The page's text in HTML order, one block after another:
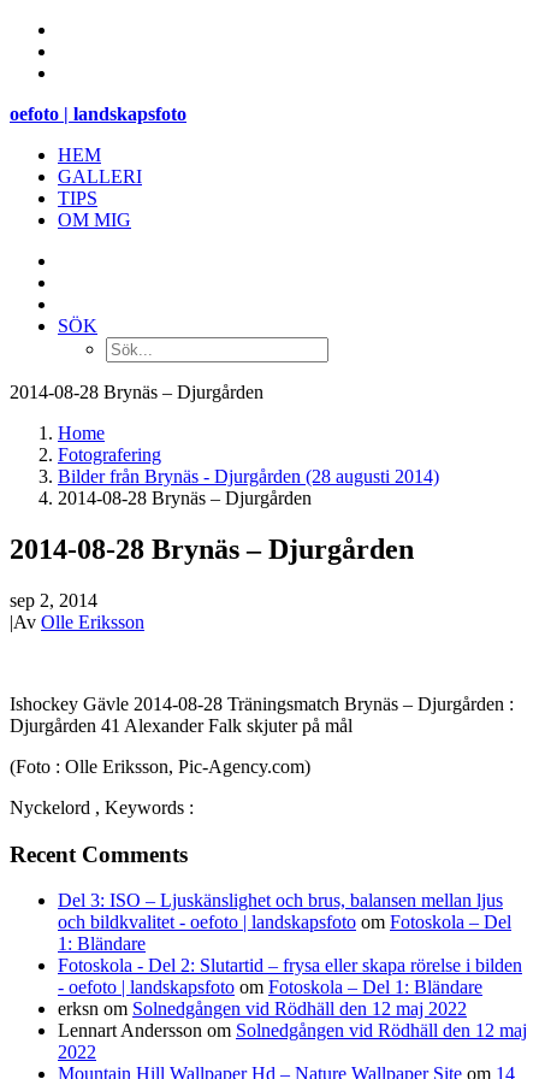
oefoto | landskapsfoto
HEM
GALLERI
TIPS
OM MIG
SÖK
2014-08-28 Brynäs – Djurgården
Home
Fotografering
Bilder från Brynäs - Djurgården (28 augusti 2014)
2014-08-28 Brynäs – Djurgården
2014-08-28 Brynäs – Djurgården
sep 2, 2014
|Av Olle Eriksson
Ishockey Gävle 2014-08-28 Träningsmatch Brynäs – Djurgården :
Djurgården 41 Alexander Falk skjuter på mål
(Foto : Olle Eriksson, Pic-Agency.com)
Nyckelord , Keywords :
Recent Comments
Del 3: ISO – Ljuskänslighet och brus, balansen mellan ljus
och bildkvalitet - oefoto | landskapsfoto om Fotoskola – Del
1: Bländare
Fotoskola - Del 2: Slutartid – frysa eller skapa rörelse i bilden
- oefoto | landskapsfoto om Fotoskola – Del 1: Bländare
erksn om Solnedgången vid Rödhäll den 12 maj 2022
Lennart Andersson om Solnedgången vid Rödhäll den 12 maj
2022
Mountain Hill Wallpaper Hd – Nature Wallpaper Site om 14